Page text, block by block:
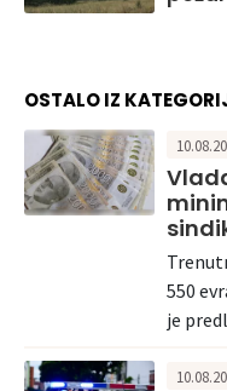
OSTALO IZ
550
je